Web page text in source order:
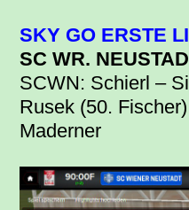
SKY GO ERSTE
SC WR.
SCWN: Schierl –
Rusek (50.
Maderner